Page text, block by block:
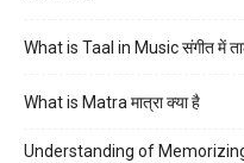
What is Taal in Music संगीत में
What is Matra मात्रा क्या है
Understanding of